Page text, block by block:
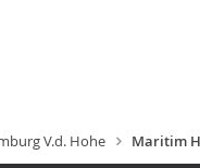
V.d. Hohe Maritim